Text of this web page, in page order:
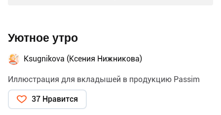
Уютное утро
Ksugnikova (Ксения Нижникова)
Иллюстрация для вкладышей в продукцию Passim
37 Нравится